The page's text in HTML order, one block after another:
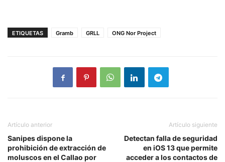
ETIQUETAS Gramb GRLL ONG Nor Project
Artículo anterior
Sanipes dispone la
prohibición de extracción de
moluscos en el Callao por
Artículo siguiente
Detectan falla de seguridad
en iOS 13 que permite
acceder a los contactos de